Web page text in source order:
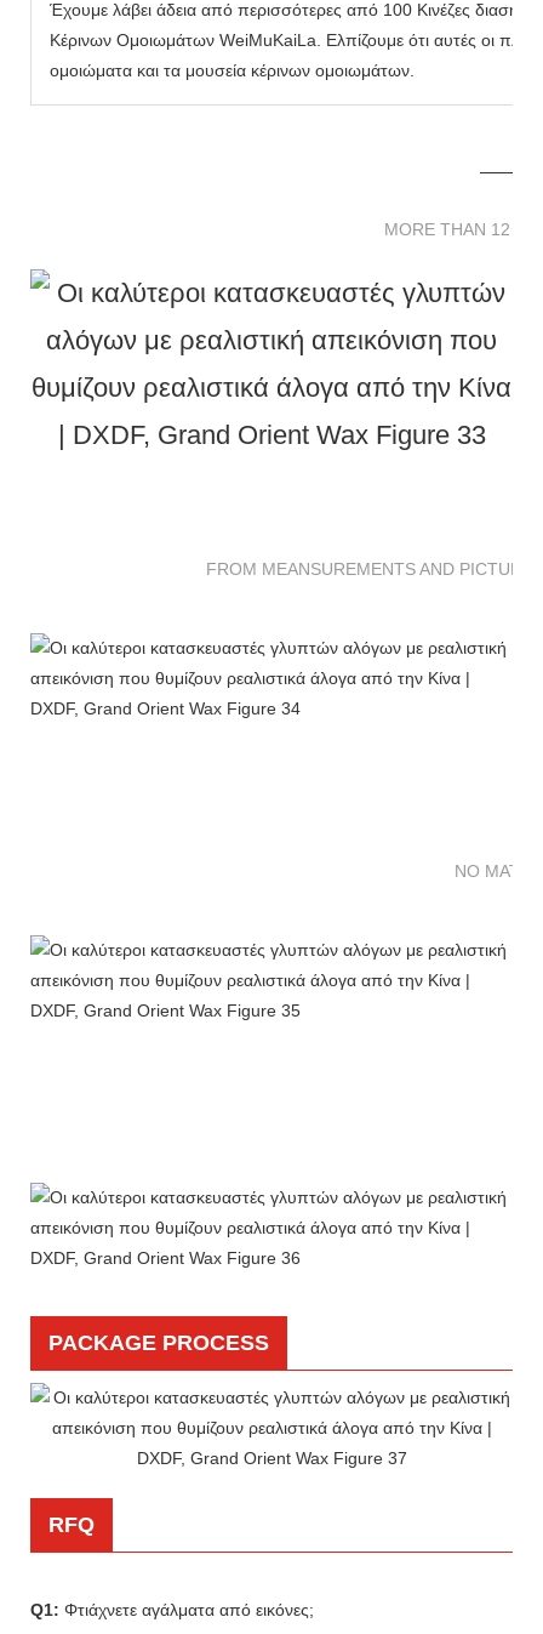
Έχουμε λάβει άδεια από περισσότερες από 100 Κινέζες
Κέρινων Ομοιωμάτων WeiMuKaiLa. Ελπίζουμε ότι αυτές οι
ομοιώματα και τα μουσεία κέρινων ομοιωμάτων.
MORE THAN 12
FROM MEANSUREMENTS AND
NO
PACKAGE PROCESS
RFQ
Q1: Φτιάχνετε αγάλματα από εικόνες;